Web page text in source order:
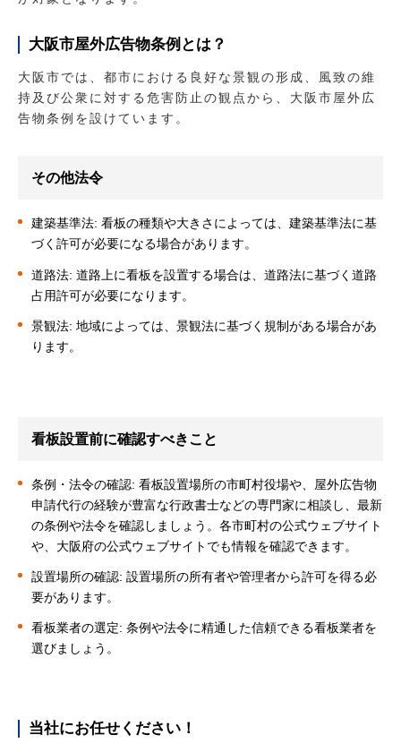
大阪市屋外広告物条例とは？
大阪市では、都市における良好な景観の形成、風致の維
持及び公衆に対する危害防止の観点から、大阪市屋外広
告物条例を設けています。
その他法令
建築基準法: 看板の種類や大きさによっては、建築基準法に基
づく許可が必要になる場合があります。
道路法: 道路上に看板を設置する場合は、道路法に基づく道路
占用許可が必要になります。
景観法: 地域によっては、景観法に基づく規制がある場合があ
ります。
看板設置前に確認すべきこと
条例・法令の確認: 看板設置場所の市町村役場や、屋外広告物
申請代行の経験が豊富な行政書士などの専門家に相談し、最新
の条例や法令を確認しましょう。各市町村の公式ウェブサイト
や、大阪府の公式ウェブサイトでも情報を確認できます。
設置場所の確認: 設置場所の所有者や管理者から許可を得る必
要があります。
看板業者の選定: 条例や法令に精通した信頼できる看板業者を
選びましょう。
当社にお任せください！